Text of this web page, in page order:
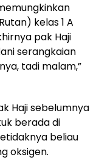
kelas 1 A
pak Haji
serangkaian
tadi malam,”
Haji sebelumnya
berada di
beliau
oksigen.